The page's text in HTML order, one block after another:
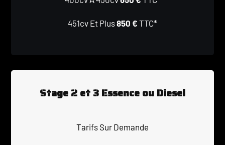
451cv Et Plus850 € TTC*
Stage 2 et 3 Essence ou Diesel
Tarifs Sur Demande